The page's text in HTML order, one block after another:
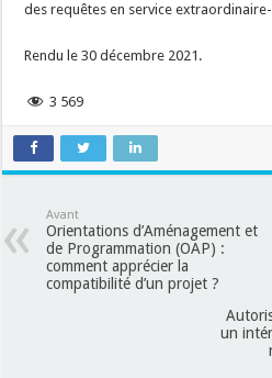
des requêtes en service
Rendu le 30 décembre 2021.
3 569
Avant
Orientations d’Aménagement et
de Programmation (OAP) :
comment apprécier la
compatibilité d’un projet ?
un